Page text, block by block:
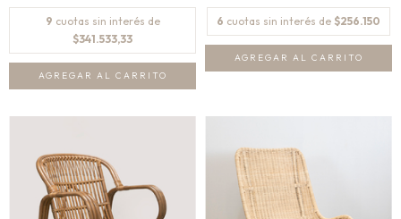
9 cuotas sin interés de
$341.533,33
6 cuotas sin interés de $256.150